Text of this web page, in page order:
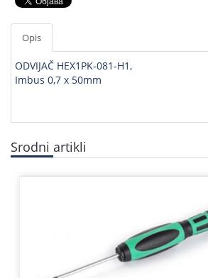
Opis
ODVIJAČ HEX1PK-081-H1,
Imbus 0,7 x 50mm
Srodni artikli